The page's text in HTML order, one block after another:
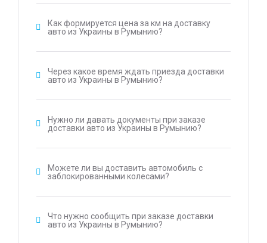
Как формируется цена за км на доставку
авто из Украины в Румынию?
Через какое время ждать приезда доставки
авто из Украины в Румынию?
Нужно ли давать документы при заказе
доставки авто из Украины в Румынию?
Можете ли вы доставить автомобиль с
заблокированными колесами?
Что нужно сообщить при заказе доставки
авто из Украины в Румынию?